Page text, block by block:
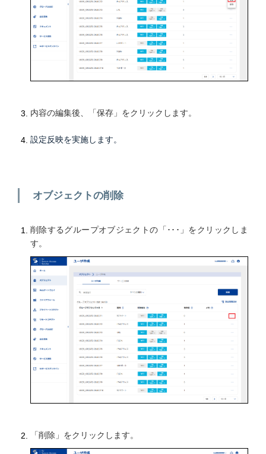
内容の編集後、「保存」をクリックします。
設定反映を実施します。
オブジェクトの削除
削除するグループオブジェクトの「･･･」をクリックしま
す。
「削除」をクリックします。